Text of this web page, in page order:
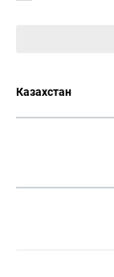
Казахстан